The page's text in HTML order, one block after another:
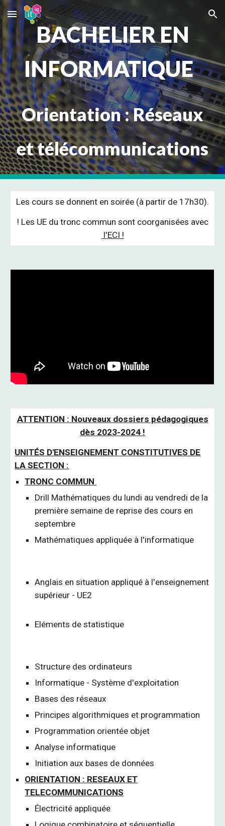
Skip to main content Skip to navigation
BACHELIER EN
INFORMATIQUE
Orientation : Réseaux
et télécommunications
Les cours se donnent en soirée (à partir de 17h30).
! Les UE du tronc commun sont coorganisées avec
l'ECI !
ATTENTION : Nouveaux dossiers pédagogiques
dès 2023-2024 !
UNITÉS D'ENSEIGNEMENT CONSTITUTIVES DE
LA SECTION :
TRONC COMMUN
Drill Mathématiques du lundi au vendredi de la
première semaine de reprise des cours en
septembre
Mathématiques appliquée à l'informatique
Anglais en situation appliqué à l'enseignement
supérieur - UE2
Eléments de statistique
Structure des ordinateurs
Informatique - Système d'exploitation
Bases des réseaux
Principes algorithmiques et programmation
Programmation orientée objet
Analyse informatique
Initiation aux bases de données
ORIENTATION : RESEAUX ET
TELECOMMUNICATIONS
Électricité appliquée